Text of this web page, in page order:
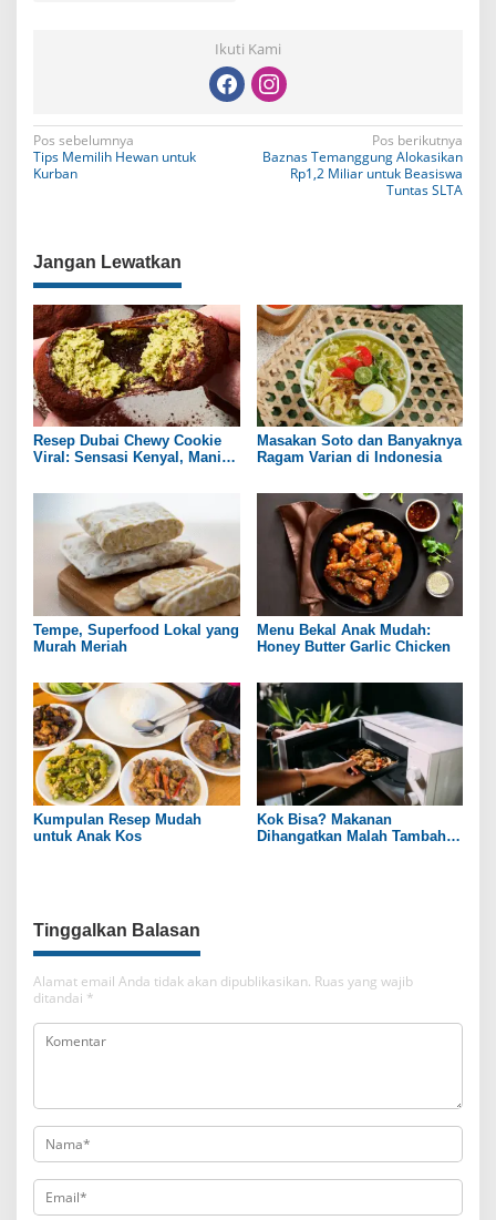
Ikuti Kami
N
a
g
a
s
i
p
o
s
Pos sebelumnya
Tips Memilih Hewan untuk
Kurban
Pos berikutnya
Baznas Temanggung Alokasikan
Rp1,2 Miliar untuk Beasiswa
Tuntas SLTA
Jangan Lewatkan
Resep Dubai Chewy Cookie
Viral: Sensasi Kenyal, Manis,
Masakan Soto dan Banyaknya
Ragam Varian di Indonesia
Tempe, Superfood Lokal yang
Murah Meriah
Menu Bekal Anak Mudah:
Honey Butter Garlic Chicken
Kumpulan Resep Mudah
untuk Anak Kos
Kok Bisa? Makanan
Dihangatkan Malah Tambah
Tinggalkan Balasan
Alamat email Anda tidak akan dipublikasikan. Ruas yang wajib
ditandai *